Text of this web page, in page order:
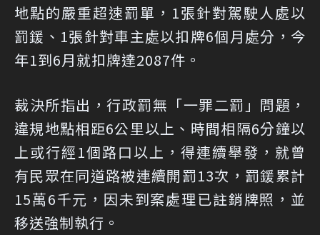
地點的嚴重超速罰單，1張針對駕駛人處以
罰鍰、1張針對車主處以扣牌6個月處分，今
年1到6月就扣牌達2087件。
裁決所指出，行政罰無「一罪二罰」問題，
違規地點相距6公里以上、時間相隔6分鐘以
上或行經1個路口以上，得連續舉發，就曾
有民眾在同道路被連續開罰13次，罰鍰累計
15萬6千元，因未到案處理已註銷牌照，並
移送強制執行。